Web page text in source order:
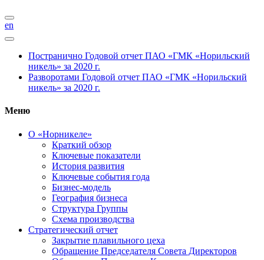
en
Постранично Годовой отчет ПАО «ГМК «Норильский
никель» за 2020 г.
Разворотами Годовой отчет ПАО «ГМК «Норильский
никель» за 2020 г.
Меню
О «Норникеле»
Краткий обзор
Ключевые показатели
История развития
Ключевые события года
Бизнес-модель
География бизнеса
Структура Группы
Схема производства
Стратегический отчет
Закрытие плавильного цеха
Обращение Председателя Совета Директоров